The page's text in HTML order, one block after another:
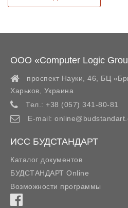
ООО «Computer Logic
проспект Науки, 46, БЦ
Харьков
Украина
Тел.: +38 (057) 341-80-81
E-mail:
ИСС БУДСТАНДАРТ
Каталог документов
БУДСТАНДАРТ Online
Возможности программы